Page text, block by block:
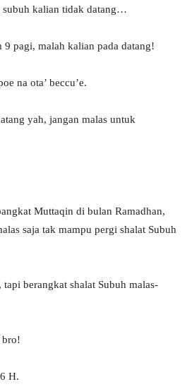
subuh kalian tidak datang…
9 pagi, malah kalian pada datang!
na ota’ beccu’e.
yah, jangan malas untuk
Muttaqin di bulan Ramadhan,
saja tak mampu pergi shalat Subuh
berangkat shalat Subuh malas-
bro!
H.